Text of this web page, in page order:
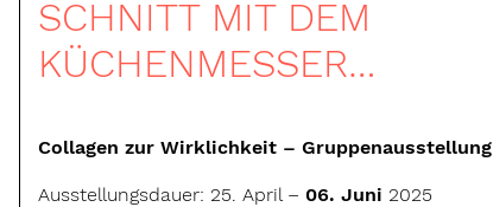
SCHNITT MIT DEM
KÜCHENMESSER…
Collagen zur Wirklichkeit – Gruppenausstellung
Ausstellungsdauer: 25. April –06. Juni 2025